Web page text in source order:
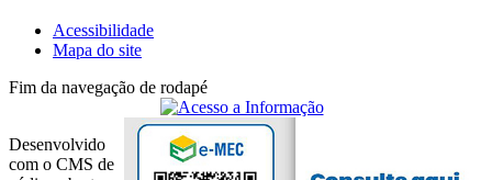
Acessibilidade
Mapa do site
Fim da navegação de rodapé
Desenvolvido
com o CMS de